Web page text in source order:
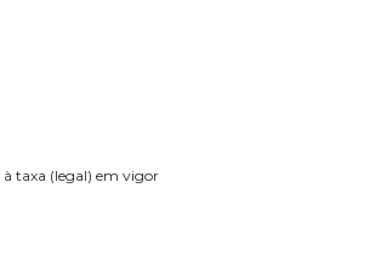
taxa (legal) em vigor